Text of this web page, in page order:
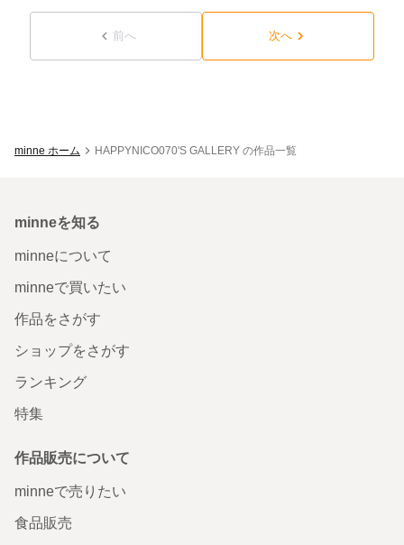
前へ 次へ
minne ホーム HAPPYNICO070'S GALLERY の作品一覧
minneを知る
minneについて
minneで買いたい
作品をさがす
ショップをさがす
ランキング
特集
作品販売について
minneで売りたい
食品販売